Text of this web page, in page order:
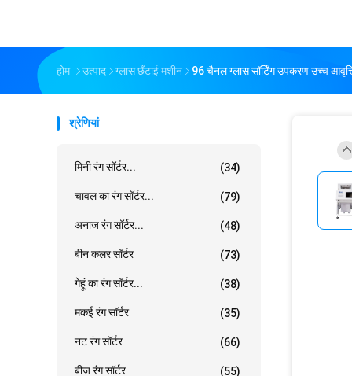
होम उत्पाद ग्लास छँटाई मशीन 96 चैनल ग्लास सॉर्टिंग उपकरण उच्च
श्रेणियां
मिनी रंग सॉर्टर... (34)
चावल का रंग सॉर्टर... (79)
अनाज रंग सॉर्टर... (48)
बीन कलर सॉर्टर (73)
गेहूं का रंग सॉर्टर... (38)
मकई रंग सॉर्टर (35)
नट रंग सॉर्टर (66)
बीज रंग सॉर्टर (55)